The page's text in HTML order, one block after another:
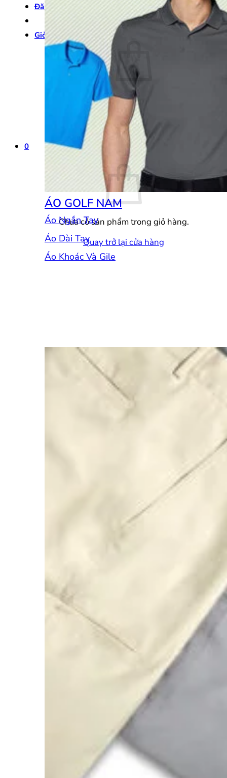
Đăng nhập
Giỏ hàng / 0₫ 0
Chưa có sản phẩm trong giỏ hàng.
Quay trở lại cửa hàng
0
Giỏ hàng
Chưa có sản phẩm trong giỏ hàng.
Quay trở lại cửa hàng
ÁO GOLF NAM
Áo Ngắn Tay
Áo Dài Tay
Áo Khoác Và Gile